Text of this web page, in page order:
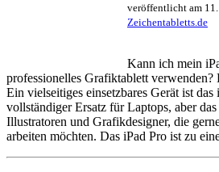
veröffentlicht am
Zeichentabletts.de
Kann ich mein
professionelles Grafiktablett
Ein vielseitiges einsetzbares Gerät ist
vollständiger Ersatz für Laptops, aber
Illustratoren und Grafikdesigner, die
arbeiten möchten. Das iPad Pro ist zu